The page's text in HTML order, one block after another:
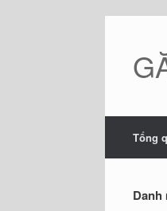
Tổng
Danh